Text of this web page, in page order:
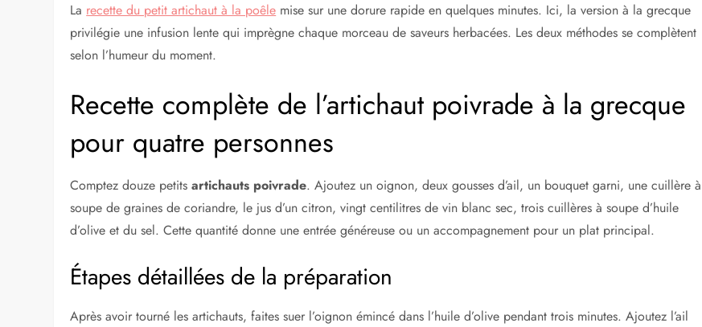
La recette du petit artichaut à la poêle mise sur une dorure rapide en quelques minutes. Ici, la version à la grecque
privilégie une infusion lente qui imprègne chaque morceau de saveurs herbacées. Les deux méthodes se complètent
selon l’humeur du moment.
Recette complète de l’artichaut poivrade à la grecque
pour quatre personnes
Comptez douze petitsartichauts poivrade. Ajoutez un oignon, deux gousses d’ail, un bouquet garni, une cuillère à
soupe de graines de coriandre, le jus d’un citron, vingt centilitres de vin blanc sec, trois cuillères à soupe d’huile
d’olive et du sel. Cette quantité donne une entrée généreuse ou un accompagnement pour un plat principal.
Étapes détaillées de la préparation
Après avoir tourné les artichauts, faites suer l’oignon émincé dans l’huile d’olive pendant trois minutes. Ajoutez l’ail